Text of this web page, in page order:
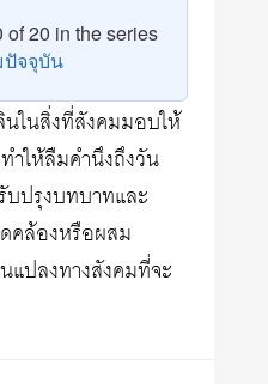
of 20 in the series
จจุบัน
นในสิ่งที่สังคมมอบให้
ำให้ลืมคำนึงถึงวัน
บปรุงบทบาทและ
คล้องหรือผสม
ปลงทางสังคมที่จะ